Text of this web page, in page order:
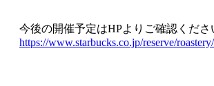
今後の開催予定はHPよりご確認くださ
https://www.starbucks.co.jp/reserve/